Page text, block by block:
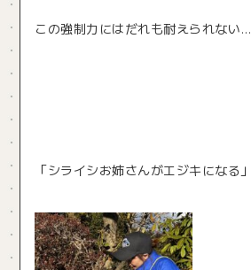
この強制力にはだれも耐えられない…
「シライシお姉さんがエジキになる」